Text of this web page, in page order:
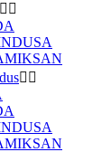
 
 